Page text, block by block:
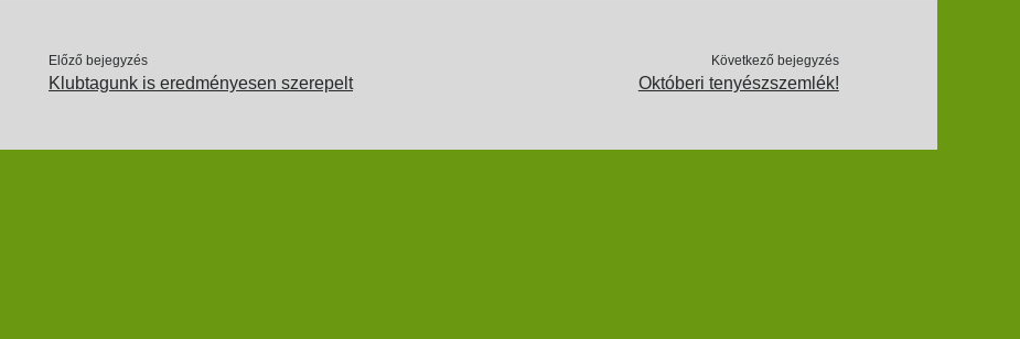
Előző bejegyzés
Klubtagunk is eredményesen szerepelt
Következő bejegyzés
Októberi tenyészszemlék!